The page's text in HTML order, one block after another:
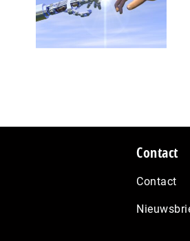
Contact
Contact